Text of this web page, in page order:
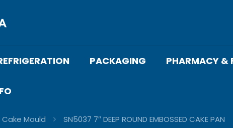
PACKAGING PHARMACY &
Cake Mould SN5037 7″ DEEP ROUND EMBOSSED CAKE PAN